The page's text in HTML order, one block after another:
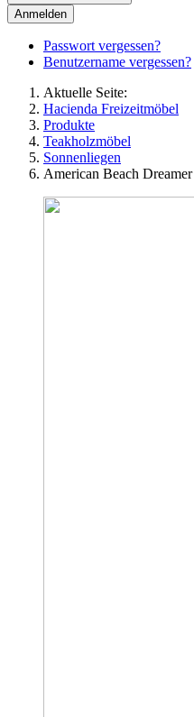
Anmelden
Passwort vergessen?
Benutzername vergessen?
Aktuelle Seite:
Hacienda Freizeitmöbel
Produkte
Teakholzmöbel
Sonnenliegen
American Beach Dreamer